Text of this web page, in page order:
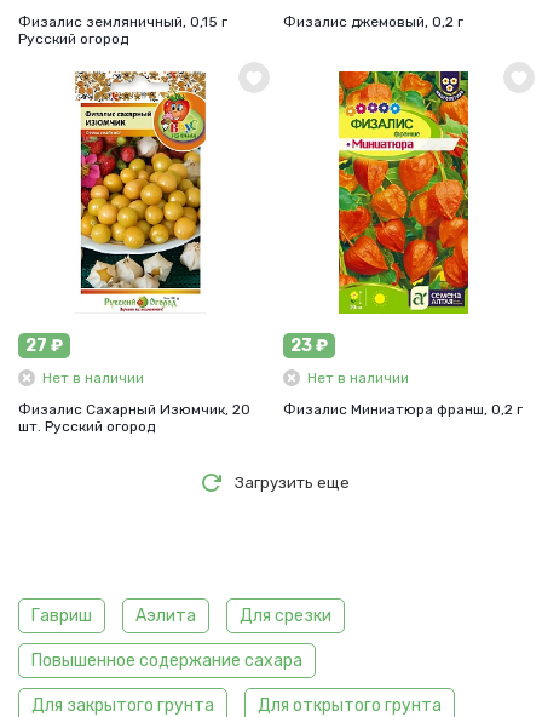
Физалис земляничный, 0,15 г
Русский огород
Физалис джемовый, 0,2 г
27 ₽
Нет в наличии
Физалис Сахарный Изюмчик, 20
шт. Русский огород
23 ₽
Нет в наличии
Физалис Миниатюра франш, 0,2 г
Загрузить еще
Гавриш Аэлита Для срезки
Повышенное содержание сахара
Для закрытого грунта Для открытого грунта